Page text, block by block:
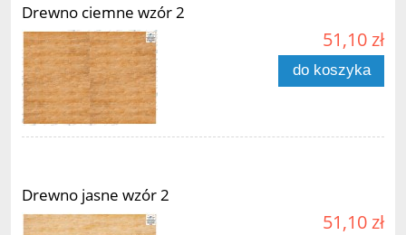
Drewno ciemne wzór 2
51,10 zł
do koszyka
Drewno jasne wzór 2
51,10 zł